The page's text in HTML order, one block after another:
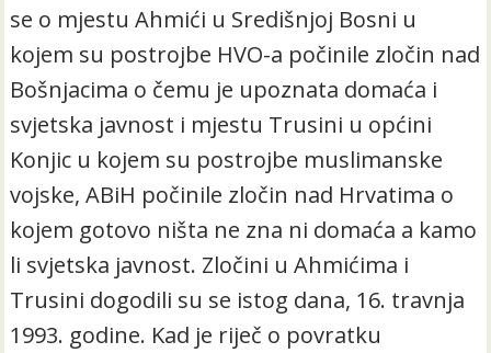
se o mjestu Ahmići u Središnjoj Bosni u
kojem su postrojbe HVO-a počinile zločin nad
Bošnjacima o čemu je upoznata domaća i
svjetska javnost i mjestu Trusini u općini
Konjic u kojem su postrojbe muslimanske
vojske, ABiH počinile zločin nad Hrvatima o
kojem gotovo ništa ne zna ni domaća a kamo
li svjetska javnost. Zločini u Ahmićima i
Trusini dogodili su se istog dana, 16. travnja
1993. godine. Kad je riječ o povratku